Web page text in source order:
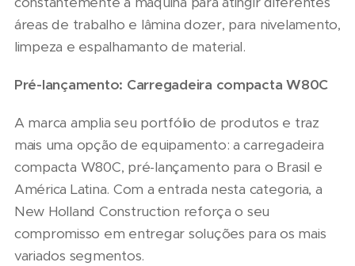
áreas de trabalho e lâmina dozer, para nivelamento,
limpeza e espalhamanto de material.
Pré-lançamento: Carregadeira compacta W80C
A marca amplia seu portfólio de produtos e traz
mais uma opção de equipamento: a carregadeira
compacta W80C, pré-lançamento para o Brasil e
América Latina. Com a entrada nesta categoria, a
New Holland Construction reforça o seu
compromisso em entregar soluções para os mais
variados segmentos.